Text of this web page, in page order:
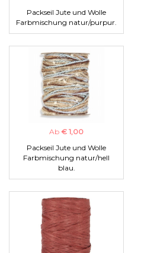
Packseil Jute und Wolle
Farbmischung natur/purpur.
Ab € 1,00
Packseil Jute und Wolle
Farbmischung natur/hell
blau.